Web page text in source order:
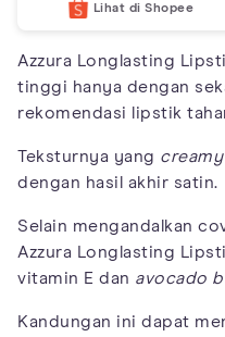
Lihat di Shopee
Azzura Longlasting
tinggi hanya dengan
rekomendasi lipstik
Teksturnya yang creamy
dengan hasil akhir satin.
Selain mengandalkan
Azzura Longlasting
vitamin E dan avocado
Kandungan ini dapat